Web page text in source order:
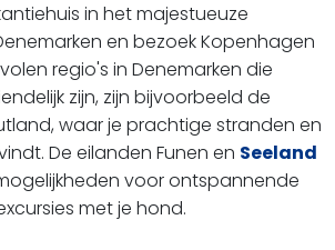
in het majestueuze
en bezoek Kopenhagen
regio's in Denemarken die
zijn, zijn bijvoorbeeld de
waar je prachtige stranden en
De eilanden Funen en Seeland
voor ontspannende
met je hond.